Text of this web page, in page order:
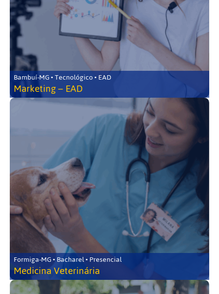
Bambuí-MG • Tecnológico • EAD
Marketing – EAD
Formiga-MG • Bacharel • Presencial
Medicina Veterinária